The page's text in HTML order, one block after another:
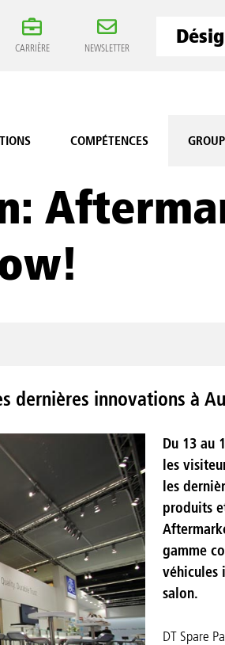
CARRIÈRE NEWSLETTER
COMPÉTENCES
dernières innovations à
Du 13 au
les
les
produits
gamme
véhicules
salon.
DT Spare